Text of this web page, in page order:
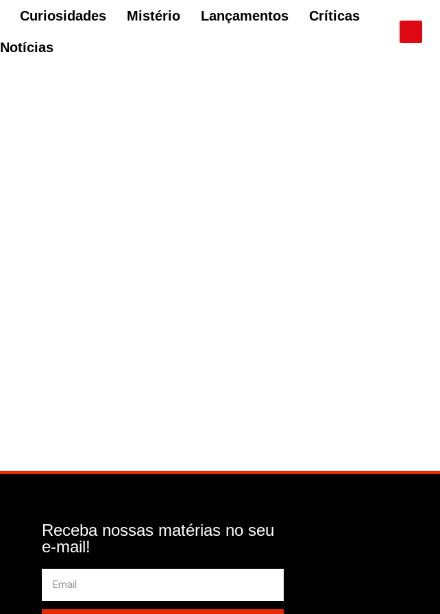
Curiosidades Mistério Lançamentos Críticas
Notícias
Receba nossas matérias no seu
e-mail!